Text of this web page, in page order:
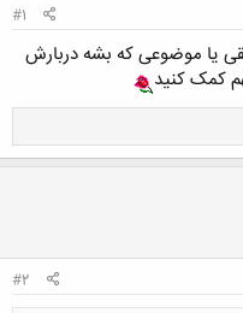
#1
یا موضوعی که بشه دربارش
کمک کنید
#2